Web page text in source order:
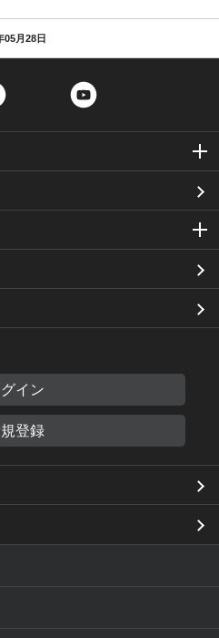
05月28日
Twitter
グイン
登録